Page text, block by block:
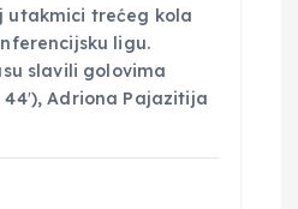
utakmici trećeg kola
ligu.
slavili golovima
44′), Adriona Pajazitija